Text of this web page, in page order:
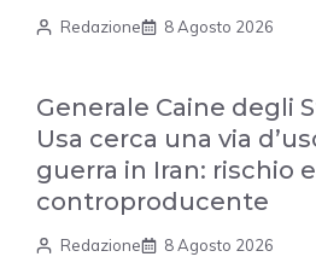
Redazione 8 Agosto 2026
Generale Caine degli
Usa cerca una via
guerra in Iran: rischio
controproducente
Redazione 8 Agosto 2026